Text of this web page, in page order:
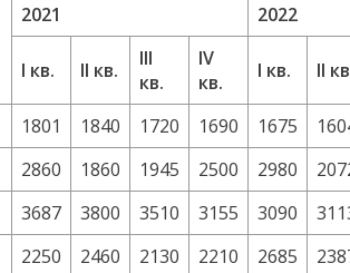
2021 2022
I кв. II кв.
III
кв.
IV
кв.
I кв. II
1801 1840 1720 1690 1675
2860 1860 1945 2500 2980
3687 3800 3510 3155 3090
2250 2460 2130 2210 2685